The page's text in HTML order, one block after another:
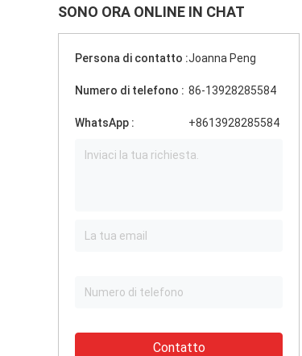
SONO ORA ONLINE IN CHAT
Persona di contatto :Joanna Peng
Numero di telefono : 86-13928285584
WhatsApp : +8613928285584
Contatto